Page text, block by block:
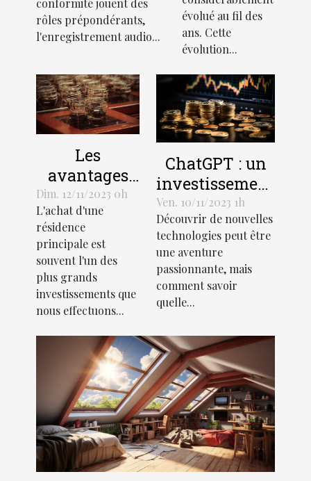
conformité jouent des
rôles prépondérants,
l'enregistrement audio...
évolué au fil des
ans. Cette
évolution...
Les
avantages
économiques
de la
création
d'une SCI
pour l'achat
d'une
résidence
principale
Dim. 12/11/2023 0h
L'achat d'une
résidence
principale est
souvent l'un des
plus grands
investissements que
nous effectuons...
ChatGPT : un
investissement
rentable pour
les entreprises
Ven. 10/11/2023 1h
Découvrir de nouvelles
technologies peut être
une aventure
passionnante, mais
comment savoir
quelle...